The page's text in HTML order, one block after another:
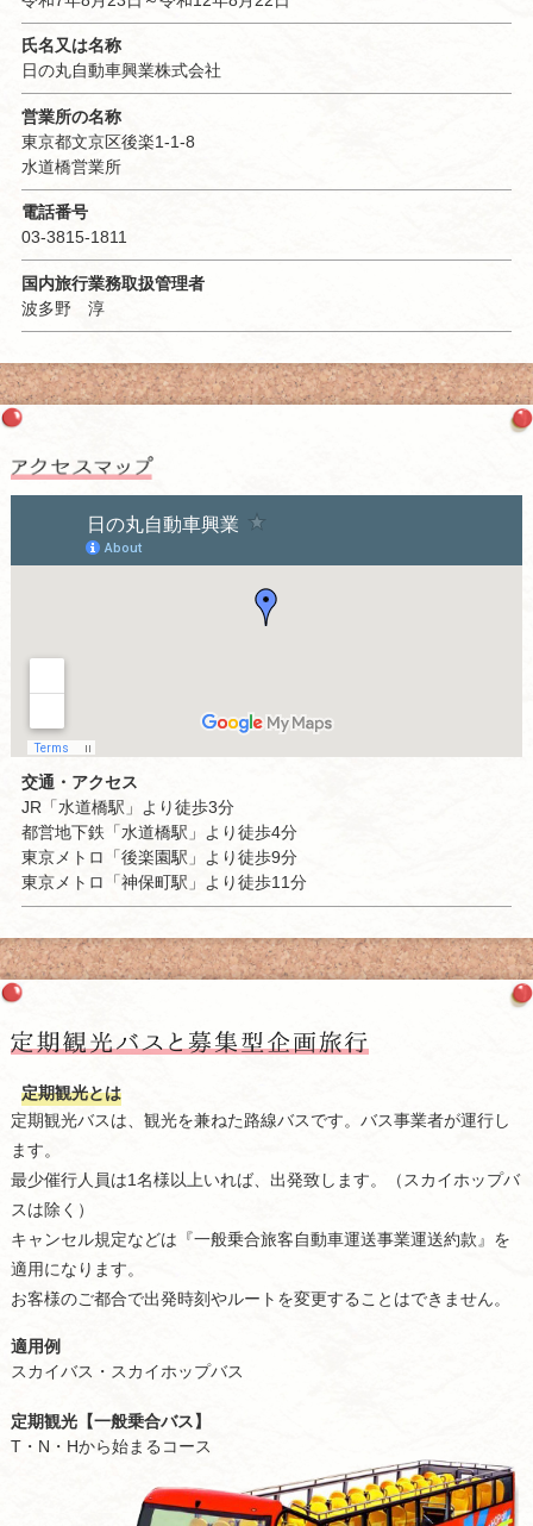
氏名又は名称
日の丸自動車興業株式会社
営業所の名称
東京都文京区後楽1-1-8
水道橋営業所
電話番号
03-3815-1811
国内旅行業務取扱管理者
波多野 淳
交通・アクセス
JR「水道橋駅」より徒歩3分
都営地下鉄「水道橋駅」より徒歩4分
東京メトロ「後楽園駅」より徒歩9分
東京メトロ「神保町駅」より徒歩11分
定期観光とは
定期観光バスは、観光を兼ねた路線バスです。バス事業者が運行し
ます。
最少催行人員は1名様以上いれば、出発致します。（スカイホップバ
スは除く）
キャンセル規定などは『一般乗合旅客自動車運送事業運送約款』を
適用になります。
お客様のご都合で出発時刻やルートを変更することはできません。
適用例
スカイバス・スカイホップバス
定期観光【一般乗合バス】
T・N・Hから始まるコース